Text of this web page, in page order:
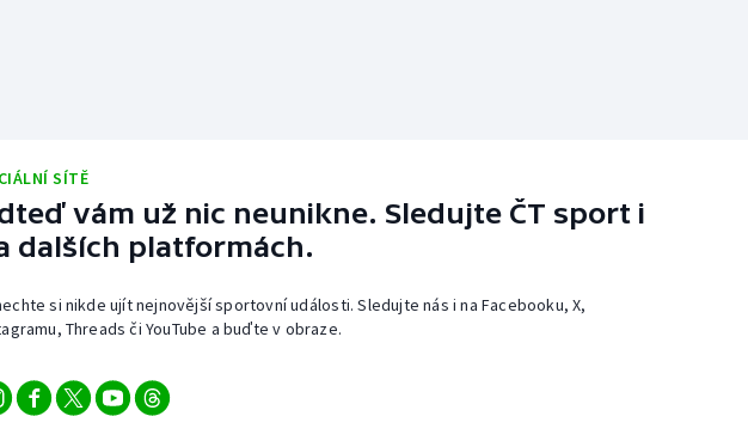
SÍTĚ
vám už nic neunikne. Sledujte ČT sport i
dalších platformách.
si nikde ujít nejnovější sportovní události. Sledujte nás i na Facebooku, X,
Threads či YouTube a buďte v obraze.